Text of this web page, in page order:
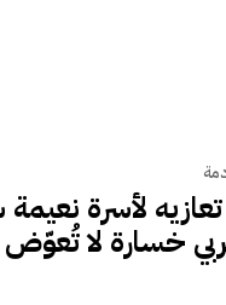
لأسرة
خسارة لا تُعوّض